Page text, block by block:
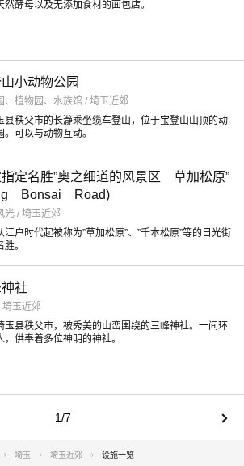
然酵母以及无添加食材的面包店。
小动物公园
、植物园、水族馆 / 埼玉近郊
县秩父市的长瀞乘坐缆车登山，位于宝登山山顶的动
。可以与动物互动。
指定名胜”奥之细道的风景区 草加松原”
Bonsai Road)
光 / 埼玉近郊
江户时代起被称为”草加松原”、”千本松原”等的日光街
。
社
埼玉近郊
玉县秩父市，被秀美的山峦围绕的三峰神社。一间环
，供奉着多位神明的神社。
1/7
埼玉 埼玉近郊 设施一览